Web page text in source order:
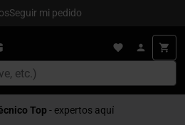
Seguir mi pedido
Top - expertos aquí